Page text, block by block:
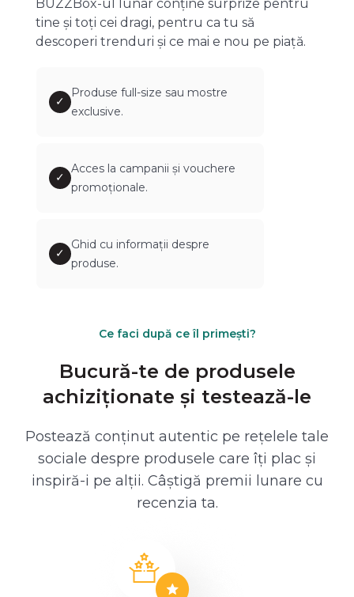
BUZZBox-ul lunar conține surprize pentru
tine și toți cei dragi, pentru ca tu să
descoperi trenduri și ce mai e nou pe piață.
✓
Produse full-size sau mostre
exclusive.
✓
Acces la campanii și vouchere
promoționale.
✓
Ghid cu informații despre
produse.
Ce faci după ce îl primești?
Bucură-te de produsele
achiziționate și testează-le
Postează conținut autentic pe rețelele tale
sociale despre produsele care îți plac și
inspiră-i pe alții. Câștigă premii lunare cu
recenzia ta.